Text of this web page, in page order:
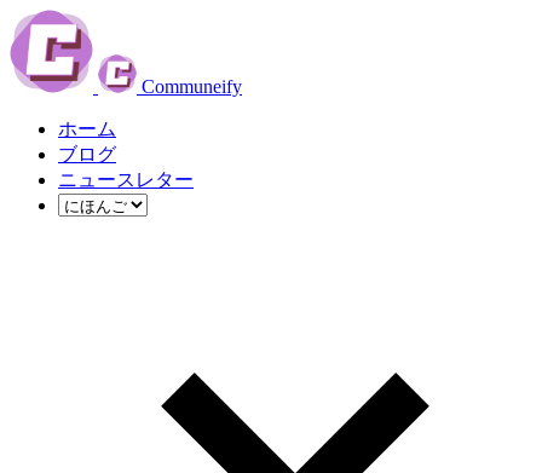
Communeify
ホーム
ブログ
ニュースレター